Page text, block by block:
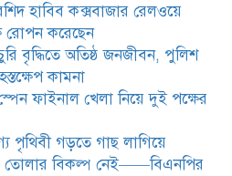
এক্সপ্রেস ট্রেনে রেলওয়ে জেলা
টিমের বিশেষ অভিযানে রতন লাল
৫০ বোতল কোডিন যুক্ত
গ্রেফতার
বিএনপি নেত্রীর বিরুদ্ধে জমি ও
দখলের চেষ্টার অভিযোগে সংবাদ
রশিদ হাবিব কক্সবাজার রেলওয়ে
রোপন করেছেন
বৃদ্ধিতে অতিষ্ঠ জনজীবন, পুলিশ
কামনা
ফাইনাল খেলা নিয়ে দুই পক্ষের
পৃথিবী গড়তে গাছ লাগিয়ে
তোলার বিকল্প নেই——বিএনপির